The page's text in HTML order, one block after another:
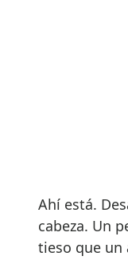
Ahí está.
cabeza. Un
tieso que un